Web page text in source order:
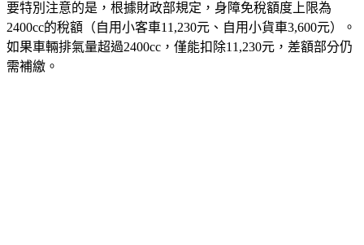
要特別注意的是，根據財政部規定，身障免稅額度上限為
2400cc的稅額（自用小客車11,230元、自用小貨車3,600元）。
如果車輛排氣量超過2400cc，僅能扣除11,230元，差額部分仍
需補繳。